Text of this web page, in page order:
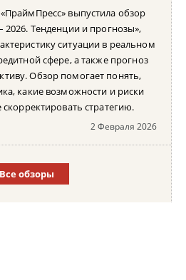
выпустила обзор
2026. Тенденции и прогнозы»,
ситуации в реальном
сфере, а также прогноз
Обзор помогает понять,
какие возможности и риски
стратегию.
2 Февраля 2026
Все обзоры